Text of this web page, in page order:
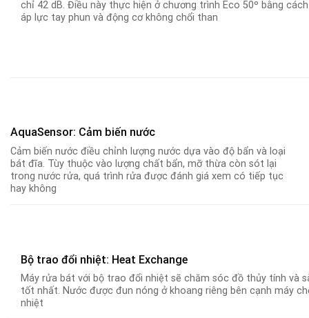
chỉ 42 dB. Điều này thực hiện ở chương trình Eco 50º bằng
áp lực tay phun và động cơ không chổi than
AquaSensor: Cảm biến nước
Cảm biến nước điều chỉnh lượng nước dựa vào độ bẩn và loại
bát đĩa. Tùy thuộc vào lượng chất bẩn, mỡ thừa còn sót lại
trong nước rửa, quá trình rửa được đánh giá xem có tiếp tục
hay không
Bộ trao đổi nhiệt: Heat Exchange
Máy rửa bát với bộ trao đổi nhiệt sẽ chăm sóc đồ thủy tính và
tốt nhất. Nước được đun nóng ở khoang riêng bên cạnh máy
nhiệt